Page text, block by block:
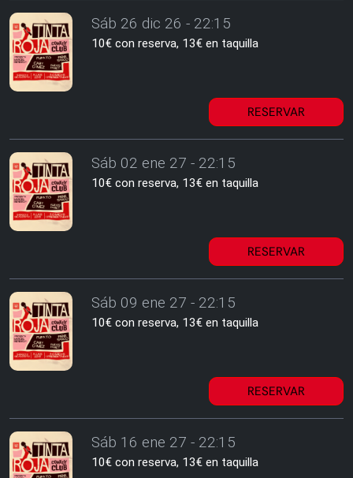
Sáb 26 dic 26 - 22:15
10€ con reserva, 13€ en taquilla
RESERVAR
Sáb 02 ene 27 - 22:15
10€ con reserva, 13€ en taquilla
RESERVAR
Sáb 09 ene 27 - 22:15
10€ con reserva, 13€ en taquilla
RESERVAR
Sáb 16 ene 27 - 22:15
10€ con reserva, 13€ en taquilla